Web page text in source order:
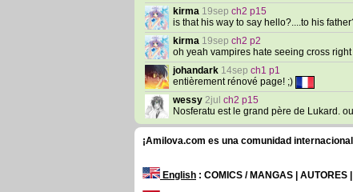
kirma 19sep ch2 p15
is that his way to say hello?....to his
kirma 19sep ch2 p2
oh yeah vampires hate seeing cross
johandark 14sep ch1 p1
entièrement rénové page! ;)
wessy 2jul ch2 p15
Nosferatu est le grand père de Lukard.
¡Amilova.com es una comunidad
English : COMICS / MANGAS | AUTORES